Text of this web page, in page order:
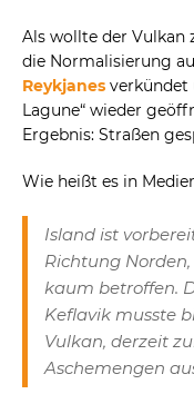
Als wollte der Vulkan
die Normalisierung
Reykjanes verkündet
Lagune“ wieder
Ergebnis: Straßen
Wie heißt es in
Island ist
Richtung
kaum betroffen.
Keflavik musste
Vulkan, derzeit
Aschemengen